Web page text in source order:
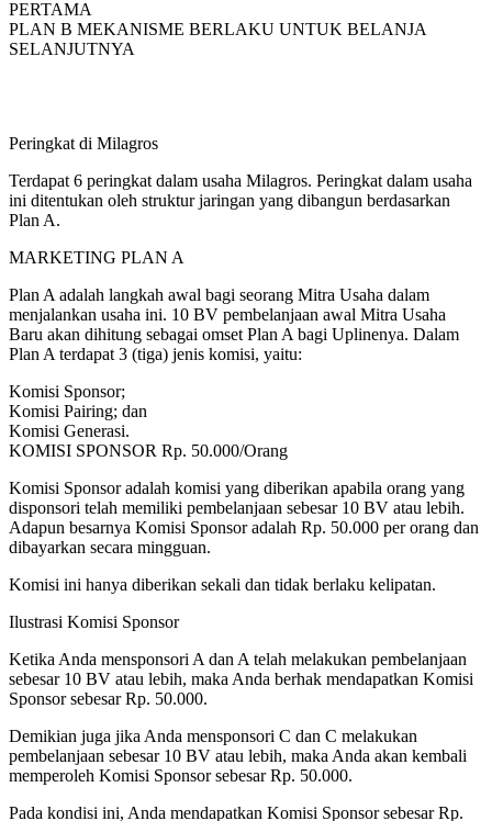
PERTAMA
PLAN B MEKANISME BERLAKU UNTUK BELANJA
SELANJUTNYA
Peringkat di Milagros
Terdapat 6 peringkat dalam usaha Milagros. Peringkat dalam usaha
ini ditentukan oleh struktur jaringan yang dibangun berdasarkan
Plan A.
MARKETING PLAN A
Plan A adalah langkah awal bagi seorang Mitra Usaha dalam
menjalankan usaha ini. 10 BV pembelanjaan awal Mitra Usaha
Baru akan dihitung sebagai omset Plan A bagi Uplinenya. Dalam
Plan A terdapat 3 (tiga) jenis komisi, yaitu:
Komisi Sponsor;
Komisi Pairing; dan
Komisi Generasi.
KOMISI SPONSOR Rp. 50.000/Orang
Komisi Sponsor adalah komisi yang diberikan apabila orang yang
disponsori telah memiliki pembelanjaan sebesar 10 BV atau lebih.
Adapun besarnya Komisi Sponsor adalah Rp. 50.000 per orang dan
dibayarkan secara mingguan.
Komisi ini hanya diberikan sekali dan tidak berlaku kelipatan.
Ilustrasi Komisi Sponsor
Ketika Anda mensponsori A dan A telah melakukan pembelanjaan
sebesar 10 BV atau lebih, maka Anda berhak mendapatkan Komisi
Sponsor sebesar Rp. 50.000.
Demikian juga jika Anda mensponsori C dan C melakukan
pembelanjaan sebesar 10 BV atau lebih, maka Anda akan kembali
memperoleh Komisi Sponsor sebesar Rp. 50.000.
Pada kondisi ini, Anda mendapatkan Komisi Sponsor sebesar Rp.